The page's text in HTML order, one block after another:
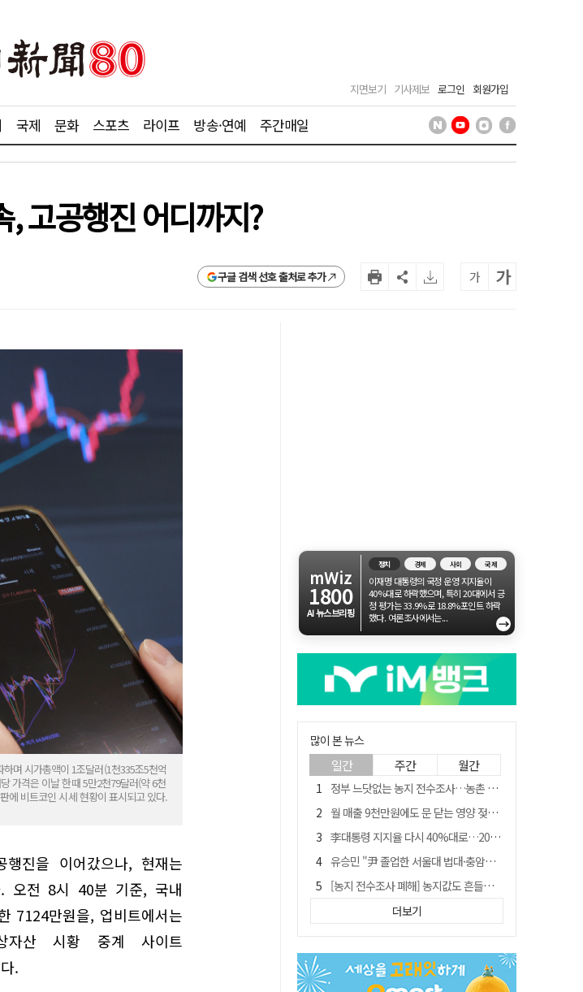
지면보기 기사제보 로그인 회원가입
국제 문화 스포츠 라이프 방송·연예 주간매일
고공행진 어디까지?
구글 검색 선호 출처로 추가 가 가
며 시가총액이 1조달러(1천335조5천억
가격은 이날 한때 5만2천79달러(약 6천
에 비트코인 시세 현황이 표시되고 있다.
진을 이어갔으나, 현재는
오전 8시 40분 기준, 국내
7124만원을, 업비트에서는
자산 시황 중계 사이트
.
mWiz
1800
AI 뉴스브리핑
정치 경제 사회 국제
이재명 대통령의 국정 운영 지지율이
40%대로 하락했으며, 특히 20대에서 긍
정 평가는 33.9%로 18.8%포인트 하락
했다. 여론조사에서는...
→
많이 본 뉴스
일간 주간 월간
정부 느닷없는 농지 전수조사…농촌 들쑤시는 '경자유전'의 칼날
월 매출 9천만원에도 문 닫는 영양 젖소농장… "일할 사람이 없어"
李대통령 지지율 다시 40%대로…20대는 18.8%p 급락
유승민 "尹 졸업한 서울대 법대·충암고도 없애야"…李 육사 통합 직격
[농지 전수조사 폐해] 농지값도 흔들리나…"도지 막히면 헐값 매물 나올 수도"
지역활성화 펀드 9호…포항 AI 데이터센터에 6천억 투입
경북 영천시, 9월부터 11월까지 반값 여행 혜택 제공
아쉬운 태클
더보기